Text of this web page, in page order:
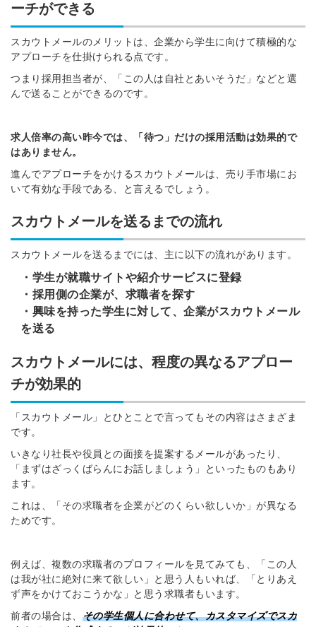
ーチができる
スカウトメールのメリットは、企業から学生に向けて積極的な
アプローチを仕掛けられる点です。
つまり採用担当者が、「この人は自社とあいそうだ」などと選
んで送ることができるのです。
求人倍率の高い昨今では、「待つ」だけの採用活動は効果的で
はありません。
進んでアプローチをかけるスカウトメールは、売り手市場にお
いて有効な手段である、と言えるでしょう。
スカウトメールを送るまでの流れ
スカウトメールを送るまでには、主に以下の流れがあります。
・学生が就職サイトや紹介サービスに登録
・採用側の企業が、求職者を探す
・興味を持った学生に対して、企業がスカウトメール
を送る
スカウトメールには、程度の異なるアプロー
チが効果的
「スカウトメール」とひとことで言ってもその内容はさまざま
です。
いきなり社長や役員との面接を提案するメールがあったり、
「まずはざっくばらんにお話しましょう」といったものもあり
ます。
これは、「その求職者を企業がどのくらい欲しいか」が異なる
ためです。
例えば、複数の求職者のプロフィールを見てみても、「この人
は我が社に絶対に来て欲しい」と思う人もいれば、「とりあえ
ず声をかけておこうかな」と思う求職者もいます。
前者の場合は、 その学生個人に合わせて、カスタマイズでスカ